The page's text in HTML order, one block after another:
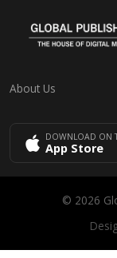
About Us
DOWNLOAD ON
App Store
© 2026